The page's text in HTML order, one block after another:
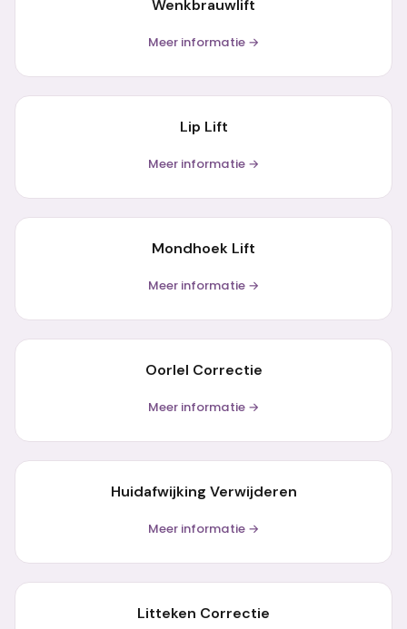
Wenkbrauwlift
Meer informatie →
Lip Lift
Meer informatie →
Mondhoek Lift
Meer informatie →
Oorlel Correctie
Meer informatie →
Huidafwijking Verwijderen
Meer informatie →
Litteken Correctie